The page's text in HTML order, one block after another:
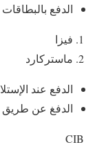
الدفع بالبطاقات
فيزا
ماستركارد
الدفع عند
الدفغ عن طريق
CIB